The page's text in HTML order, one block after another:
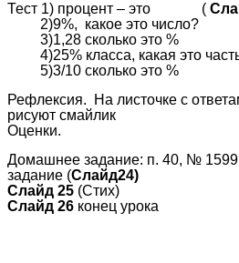
Тест 1) процент – это (
2)9%, какое это число?
3)1,28 сколько это %
4)25% класса, какая это
5)3/10 сколько это %
Рефлексия. На листочке с
рисуют смайлик
Оценки.
Домашнее задание: п. 40, №
задание (Слайд24)
Слайд 25 (Стих)
Слайд 26 конец урока